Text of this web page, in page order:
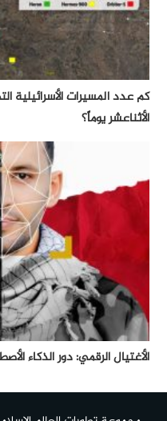
كم عدد المسيرات الأسرائيلية
الأثناعشر يوماً؟
الأغتيال الرقمي: دور الذكاء